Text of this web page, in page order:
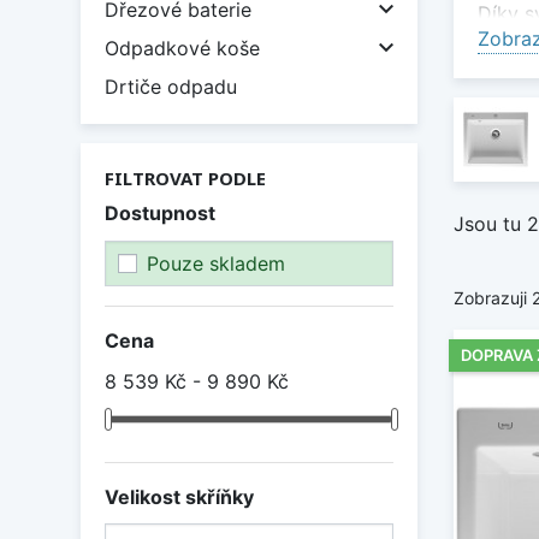
Dřezové baterie 
Odpadkové koše 
Drtiče odpadu
FILTROVAT PODLE
Dostupnost
Pouze skladem
Cena
8 539 Kč - 9 890 Kč
Velikost skříňky
Díky
Jsou tu
Zobrazuji
DOPRAVA